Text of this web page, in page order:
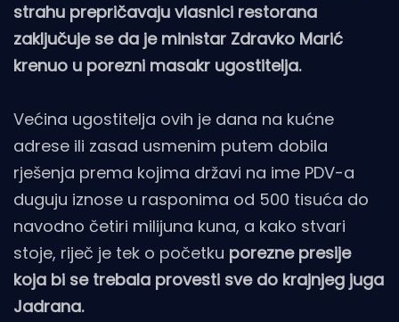
strahu prepričavaju vlasnici restorana
zaključuje se da je ministar Zdravko Marić
krenuo u porezni masakr ugostitelja.
Većina ugostitelja ovih je dana na kućne
adrese ili zasad usmenim putem dobila
rješenja prema kojima državi na ime PDV-a
duguju iznose u rasponima od 500 tisuća do
navodno četiri milijuna kuna, a kako stvari
stoje, riječ je tek o početku porezne presije
koja bi se trebala provesti sve do krajnjeg juga
Jadrana.